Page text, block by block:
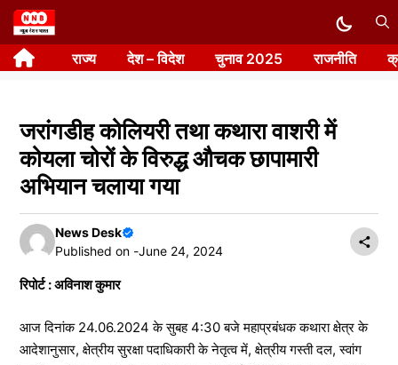
Skip
to
content राज्य देश – विदेश चुनाव 2025 राजनीति
जरांगडीह कोलियरी तथा कथारा वाशरी में
कोयला चोरों के विरुद्ध औचक छापामारी
अभियान चलाया गया
News Desk
Published on -June 24, 2024
रिपोर्ट : अविनाश कुमार
आज दिनांक 24.06.2024 के सुबह 4:30 बजे महाप्रबंधक कथारा क्षेत्र के
आदेशानुसार, क्षेत्रीय सुरक्षा पदाधिकारी के नेतृत्व में, क्षेत्रीय गस्ती दल, स्वांग